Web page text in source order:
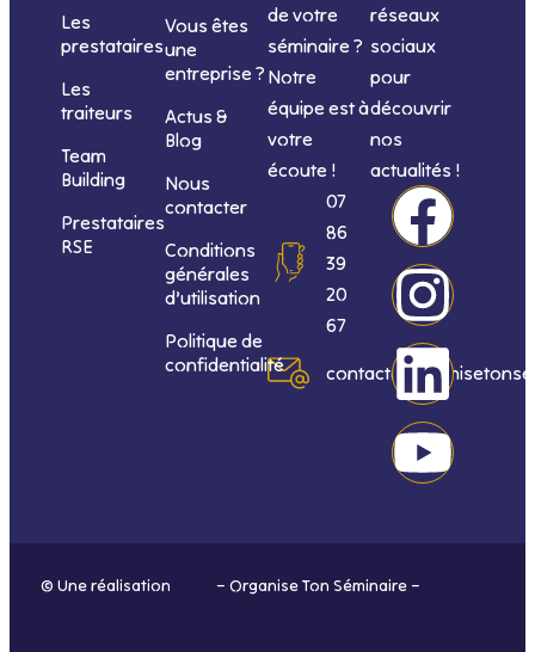
Les
prestataires
Les
traiteurs
Team
Building
Prestataires
RSE
Vous êtes
une
entreprise ?
Actus &
Blog
Nous
contacter
Conditions
générales
d’utilisation
Politique de
confidentialité
de votre
séminaire ?
Notre
équipe est à
votre
écoute !
07
86
39
20
67
réseaux
sociaux
pour
découvrir
nos
actualités !
F
a
c
e
b
I
n
s
t
a
L
i
n
k
e
Y
o
u
t
u
© Une réalisation – Organise Ton Séminaire –